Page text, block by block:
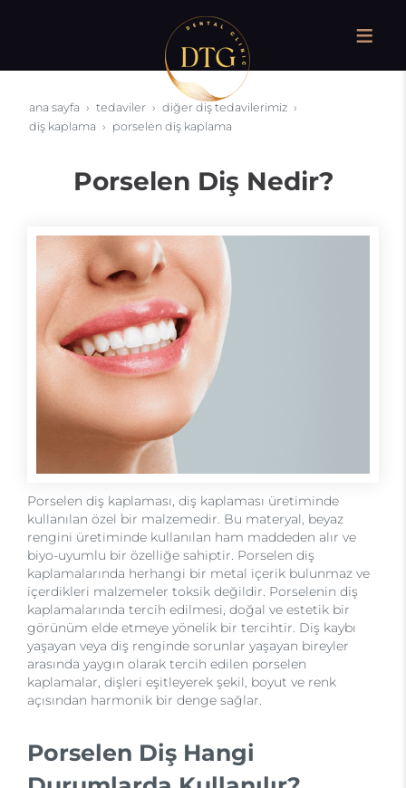
ana sayfa tedaviler
diğer diş tedavilerimiz
diş kaplama
porselen diş kaplama
Porselen Diş Nedir?
Porselen diş kaplaması, diş kaplaması üretiminde
kullanılan özel bir malzemedir. Bu materyal, beyaz
rengini üretiminde kullanılan ham maddeden alır ve
biyo-uyumlu bir özelliğe sahiptir. Porselen diş
kaplamalarında herhangi bir metal içerik bulunmaz ve
içerdikleri malzemeler toksik değildir. Porselenin diş
kaplamalarında tercih edilmesi, doğal ve estetik bir
görünüm elde etmeye yönelik bir tercihtir. Diş kaybı
yaşayan veya diş renginde sorunlar yaşayan bireyler
arasında yaygın olarak tercih edilen porselen
kaplamalar, dişleri eşitleyerek şekil, boyut ve renk
açısından harmonik bir denge sağlar.
Porselen Diş Hangi